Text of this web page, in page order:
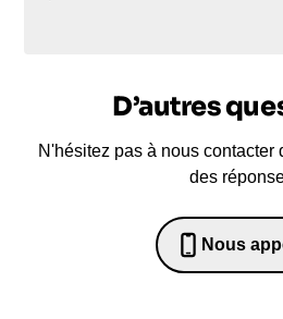
D’autres
N'hésitez pas à nous contacter
des
Nous